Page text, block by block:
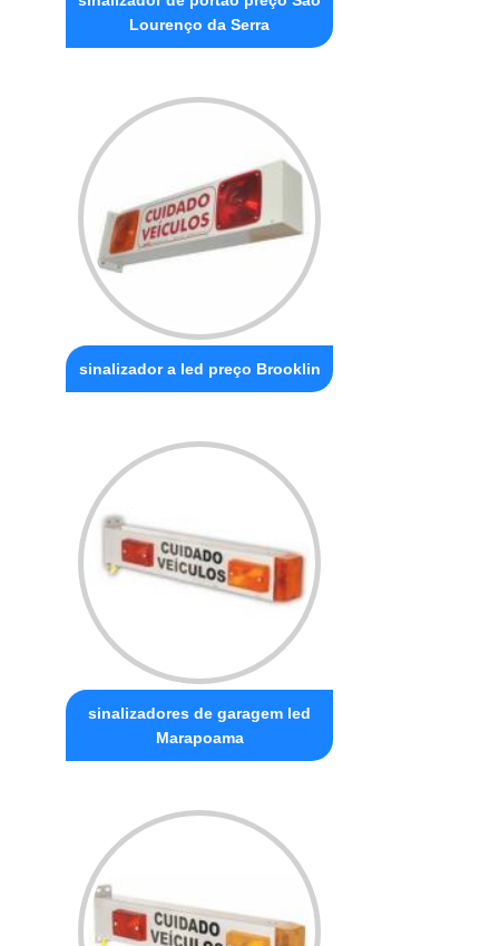
Lourenço da Serra
sinalizador a led preço Brooklin
sinalizadores de garagem led
Marapoama